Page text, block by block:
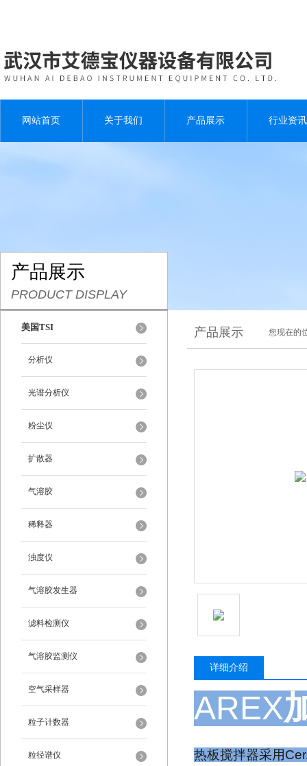
网站首页 关于我们 产品展示 行业资讯
产品展示
PRODUCT DISPLAY
美国TSI
分析仪
光谱分析仪
粉尘仪
扩散器
气溶胶
稀释器
浊度仪
气溶胶发生器
滤料检测仪
气溶胶监测仪
空气采样器
粒子计数器
粒径谱仪
产品展示 您现在的
详细介绍
AREX
热板搅拌器采用